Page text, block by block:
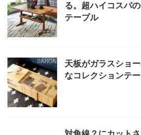
る。超ハイコスパ
テーブル
天板がガラスショ
なコレクションテ